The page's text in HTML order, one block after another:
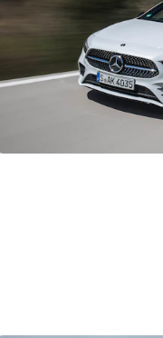
14 de mayo de 2021
Resumen y coste de las
Mercedes Clase A, a lo